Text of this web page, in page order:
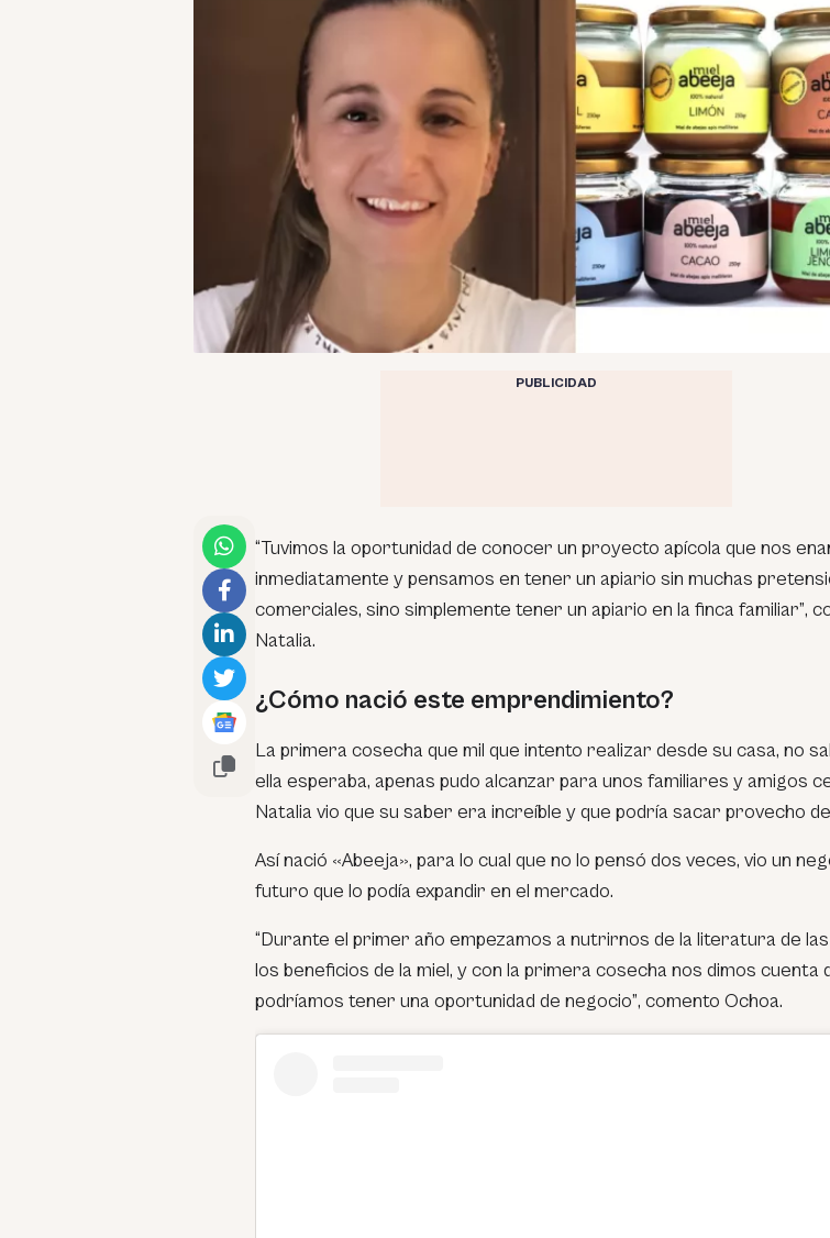
PUBLICIDAD
“Tuvimos la oportunidad de conocer un proyecto apícola que nos
inmediatamente y pensamos en tener un apiario sin muchas
comerciales, sino simplemente tener un apiario en la finca familiar”,
Natalia.
¿Cómo nació este emprendimiento?
La primera cosecha que mil que intento realizar desde su casa, no
ella esperaba, apenas pudo alcanzar para unos familiares y amigos
Natalia vio que su saber era increíble y que podría sacar provecho
Así nació «Abeeja», para lo cual que no lo pensó dos veces, vio un
futuro que lo podía expandir en el mercado.
“Durante el primer año empezamos a nutrirnos de la literatura de
los beneficios de la miel, y con la primera cosecha nos dimos cuenta
podríamos tener una oportunidad de negocio”, comento Ochoa.